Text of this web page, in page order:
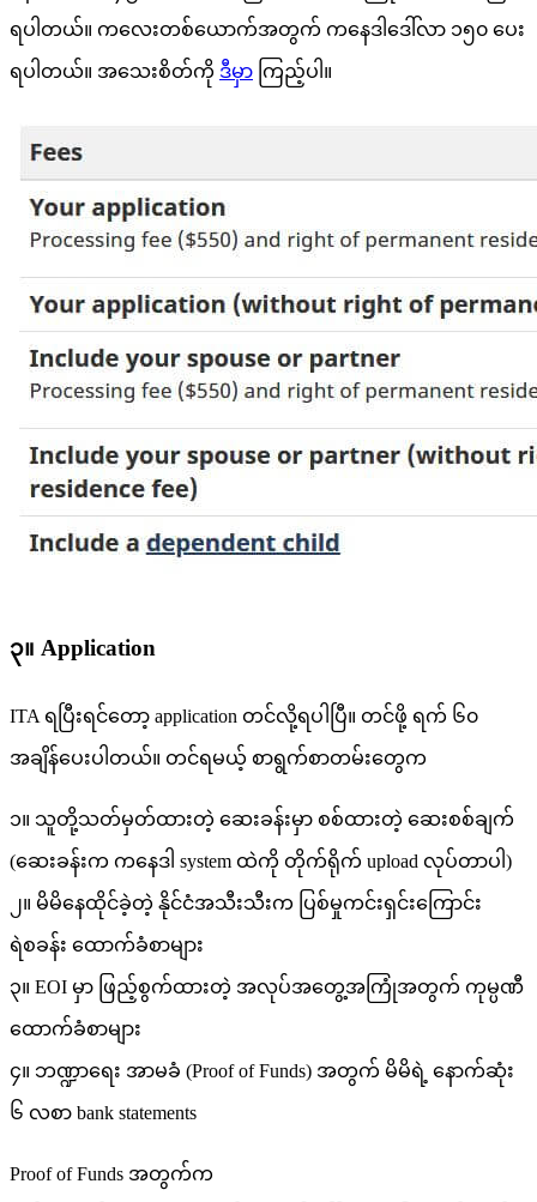
ရပါတယ်။ ကလေးတစ်ယောက်အတွက် ကနေဒါဒေါ်လာ ၁၅၀ ပေး
ရပါတယ်။ အသေးစိတ်ကို ဒီမှာ ကြည့်ပါ။
၃။ Application
ITA ရပြီးရင်တော့ application တင်လို့ရပါပြီ။ တင်ဖို့ ရက် ၆၀
အချိန်‌ပေးပါတယ်။ တင်ရမယ့် စာရွက်စာတမ်းတွေက
၁။ သူတို့သတ်မှတ်ထားတဲ့ ဆေးခန်းမှာ စစ်ထားတဲ့ ဆေးစစ်ချက်
(ဆေးခန်းက ကနေဒါ system ထဲကို တိုက်ရိုက် upload လုပ်တာပါ)
၂။ မိမိနေထိုင်ခဲ့တဲ့ နိုင်ငံအသီးသီးက ပြစ်မှုကင်းရှင်းကြောင်း
ရဲစခန်း ထောက်ခံစာများ
၃။ EOI မှာ ဖြည့်စွက်ထားတဲ့ အလုပ်အတွေ့အကြုံအတွက် ကုမ္ပဏီ
ထောက်ခံစာများ
၄။ ဘဏ္ဍာရေး အာမခံ (Proof of Funds) အတွက် မိမိရဲ့ နောက်ဆုံး
၆ လစာ bank statements
Proof of Funds အတွက်က